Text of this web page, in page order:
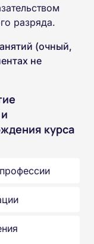
разряда.
(очный,
не
курса